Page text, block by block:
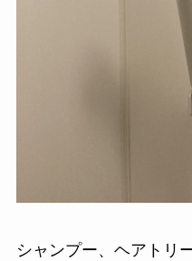
シャンプー、ヘアトリ